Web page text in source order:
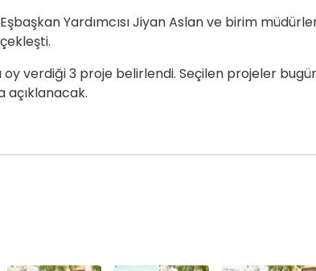
Yardımcısı Jiyan Aslan ve birim
verdiği 3 proje belirlendi. Seçilen projeler
açıklanacak.